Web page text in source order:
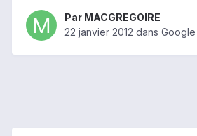
Par MACGREGOIRE
22 janvier 2012 dans